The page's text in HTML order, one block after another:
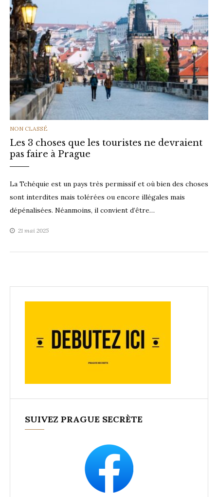
CATEGORIES
NON CLASSÉ
Les 3 choses que les touristes ne devraient
pas faire à Prague
La Tchéquie est un pays très permissif et où bien des choses
sont interdites mais tolérées ou encore illégales mais
dépénalisées. Néanmoins, il convient d’être…
21 mai 2025
SUIVEZ PRAGUE SECRÈTE